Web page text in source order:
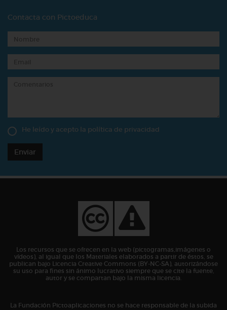
Contacta con Pictoeduca
He leído y acepto la política de privacidad
Enviar
Los recursos que se ofrecen en la web (pictogramas,imágenes o
vídeos), al igual que los Materiales elaborados a partir de éstos, se
publican bajo Licencia Creative Commons (BY-NC-SA), autorizándose
su uso para fines sin ánimo lucrativo siempre que se cite la fuente,
autor y se compartan bajo la misma licencia.
La Fundación Pictoaplicaciones no se hace responsable de la subida